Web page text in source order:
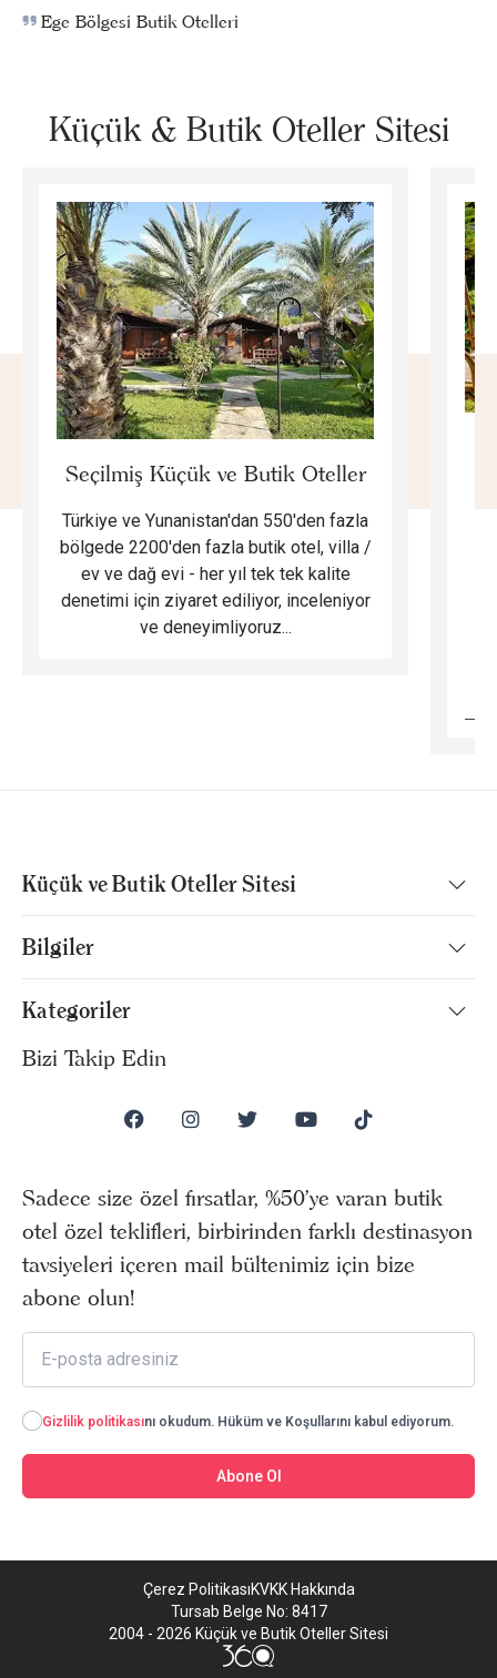
Ege Bölgesi Butik Otelleri
Küçük & Butik Oteller Sitesi
Seçilmiş Küçük ve Butik Oteller
Türkiye ve Yunanistan'dan 550'den fazla
bölgede 2200'den fazla butik otel, villa /
ev ve dağ evi - her yıl tek tek kalite
denetimi için ziyaret ediliyor, inceleniyor
ve deneyimliyoruz...
Küçük ve Butik Oteller Sitesi
Bilgiler
Kategoriler
Bizi Takip Edin
Sadece size özel fırsatlar, %50’ye varan butik
otel özel teklifleri, birbirinden farklı destinasyon
tavsiyeleri içeren mail bültenimiz için bize
abone olun!
Gizlilik politikasını okudum. Hüküm ve Koşullarını kabul ediyorum.
Abone Ol
2004 - 2026 Küçük ve Butik Oteller Sitesi
Tursab Belge No: 8417
Çerez PolitikasıKVKK Hakkında